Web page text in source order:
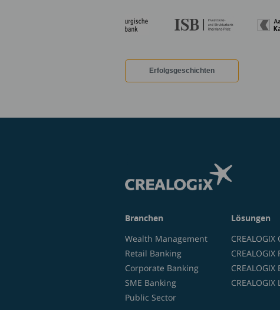
Erfolgsgeschichten
Branchen
Wealth Management
Retail Banking
Corporate Banking
SME Banking
Public Sector
Lösungen
CREALOGIX